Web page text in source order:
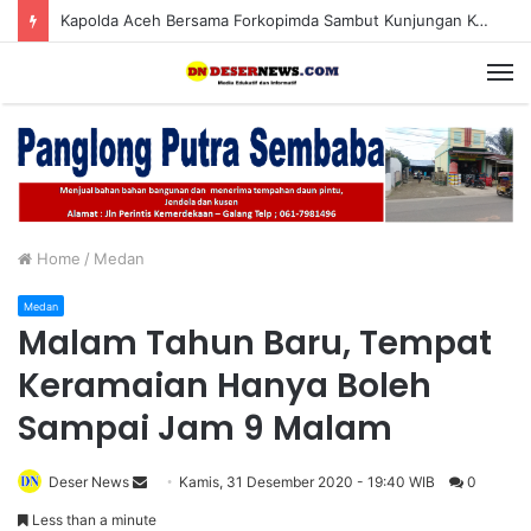
Kapolda Aceh Bersama Forkopimda Sambut Kunjungan Kerja Wakil Presiden RI di Kabupaten Bireuen
Home / Medan
Medan
Malam Tahun Baru, Tempat
Keramaian Hanya Boleh
Sampai Jam 9 Malam
Deser News Kamis, 31 Desember 2020 - 19:40 WIB 0
Less than a minute